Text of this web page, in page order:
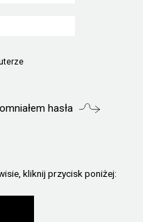
hasła
kliknij przycisk poniżej: